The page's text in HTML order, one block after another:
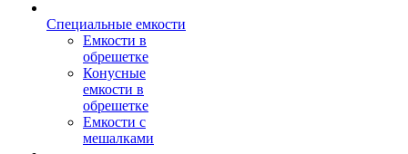
Специальные емкости
Емкости в
обрешетке
Конусные
емкости в
обрешетке
Емкости с
мешалками